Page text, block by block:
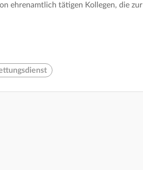
ehrenamtlich tätigen Kollegen, die zur